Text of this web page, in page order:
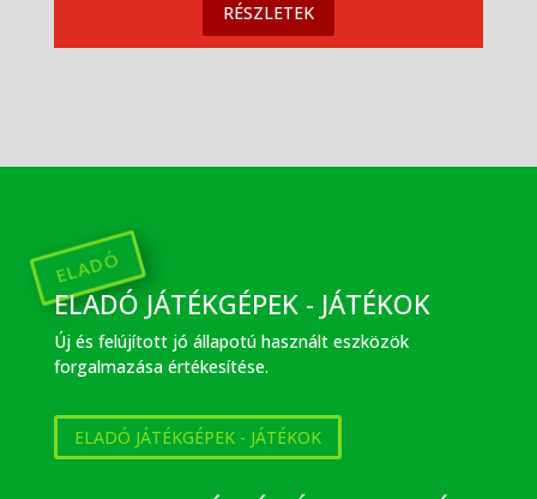
RÉSZLETEK
ELADÓ
ELADÓ JÁTÉKGÉPEK - JÁTÉKOK
Új és felújított jó állapotú használt eszközök
forgalmazása értékesítése.
ELADÓ JÁTÉKGÉPEK - JÁTÉKOK